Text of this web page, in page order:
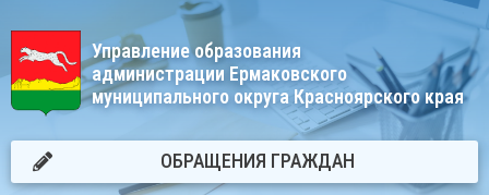
Управление образования
администрации Ермаковского
муниципального округа Красноярского края
ОБРАЩЕНИЯ ГРАЖДАН